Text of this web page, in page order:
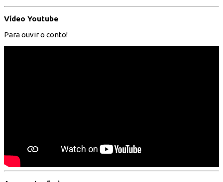
Vídeo Youtube
Para ouvir o conto!